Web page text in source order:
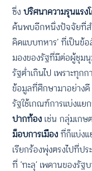
ซึ่งปริศนาความรุนแร
ค้นพบอีกหนึ่งปัจจัยที่ส
คิดแบบทหาร’ ที่เป็นข้อ
มองของรัฐที่มีต่อผู้ชุมนุ
รัฐต่ำเกินไป เพราะทุ
ข้อมูลที่ศึกษามาอย่างดี
รัฐใช้เกณฑ์การแบ่งแ
ปากท้อง เช่น กลุ่มเก
ม็อบการเมืองที่ก็แบ่ง
เรียกร้องพุ่งตรงไปที่
ที่ ‘ทะลุ’ เพดานของรั